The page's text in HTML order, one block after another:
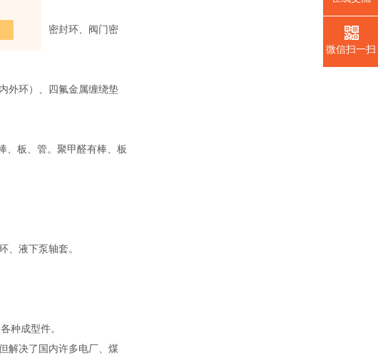
、垫圈、密封环、阀门密
外环）、四氟金属缠绕垫
板、管。聚甲醛有棒、板
液下泵轴套。
种成型件。
解决了国内许多电厂、煤
微信扫一扫